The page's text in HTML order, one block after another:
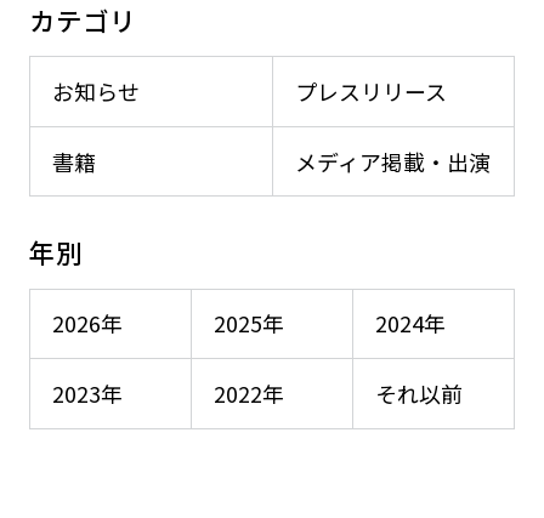
カテゴリ
お知らせ プレスリリース
メディア掲載・出演
書籍
年別
2026年 2025年 2024年
2023年 2022年 それ以前